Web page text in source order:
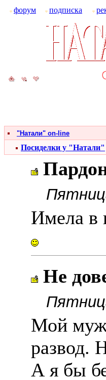
форум подписка
"Натали" on-line
Посиделки у "Натали"
Имела в
Не
Мой муж
развод.
А я бы